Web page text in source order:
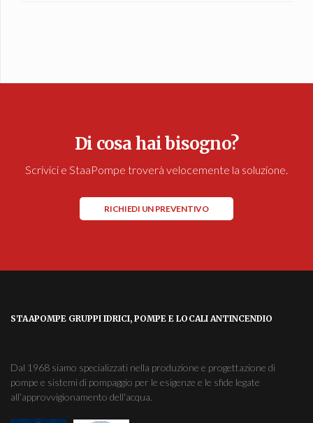
Di cosa hai bisogno?
Scrivici e StaaPompe troverà velocemente la soluzione.
RICHIEDI UN PREVENTIVO
STAAPOMPE GRUPPI IDRICI, POMPE E LOCALI ANTINCENDIO
Dal 1968 siamo specializzati nella produzione e progettazione di
pompe e sistemi di pompaggio per le esigenze e le sfide legate
all’approvvigionamento dell'acqua.